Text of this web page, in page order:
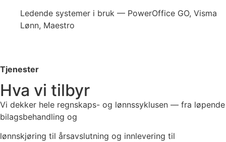
Ledende systemer i bruk — PowerOffice GO, Visma
Lønn, Maestro
Tjenester
Hva vi tilbyr
Vi dekker hele regnskaps- og lønnssyklusen — fra løpende
bilagsbehandling og
lønnskjøring til årsavslutning og innlevering til